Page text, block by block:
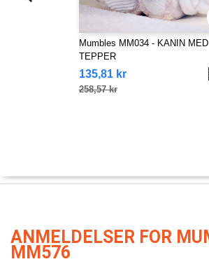
Mumbles MM034 - KANIN MED
TEPPER
135,81 kr
258,57 kr
ANMELDELSER FOR
MM576